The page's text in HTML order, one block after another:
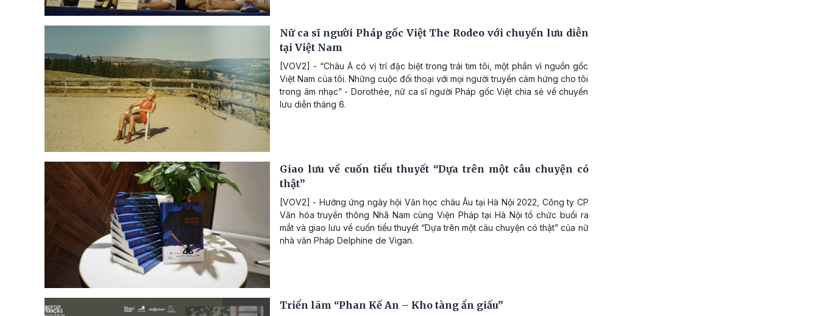
Nữ ca sĩ người Pháp gốc Việt The Rodeo với chuyến lưu diễn
tại Việt Nam
[VOV2] - “Châu Á có vị trí đặc biệt trong trái tim tôi, một phần vì nguồn gốc
Việt Nam của tôi. Những cuộc đối thoại với mọi người truyền cảm hứng cho tôi
trong âm nhạc” - Dorothée, nữ ca sĩ người Pháp gốc Việt chia sẻ về chuyến
lưu diễn tháng 6.
Giao lưu về cuốn tiểu thuyết “Dựa trên một câu chuyện có
thật”
[VOV2] - Hưởng ứng ngày hội Văn học châu Âu tại Hà Nội 2022, Công ty CP
Văn hóa truyền thông Nhã Nam cùng Viện Pháp tại Hà Nội tổ chức buổi ra
mắt và giao lưu về cuốn tiểu thuyết “Dựa trên một câu chuyện có thật” của nữ
nhà văn Pháp Delphine de Vigan.
Triển lãm “Phan Kế An – Kho tàng ẩn giấu”